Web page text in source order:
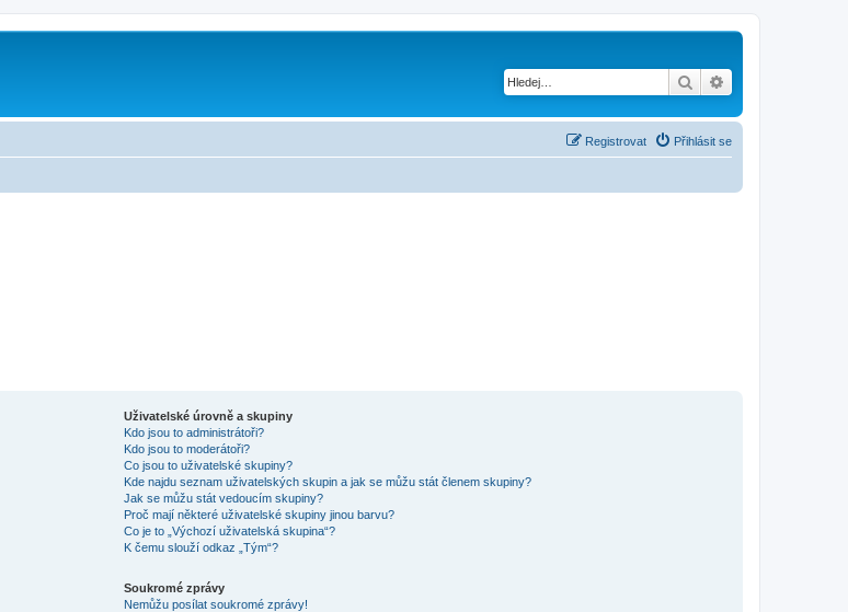
Hledat
Přihlásit se
Registrovat
Uživatelské úrovně a skupiny
Kdo jsou to administrátoři?
Kdo jsou to moderátoři?
Co jsou to uživatelské skupiny?
Kde najdu seznam uživatelských skupin a jak se můžu stát členem skupiny?
Jak se můžu stát vedoucím skupiny?
Proč mají některé uživatelské skupiny jinou barvu?
Co je to „Výchozí uživatelská skupina“?
K čemu slouží odkaz „Tým“?
Soukromé zprávy
Nemůžu posílat soukromé zprávy!